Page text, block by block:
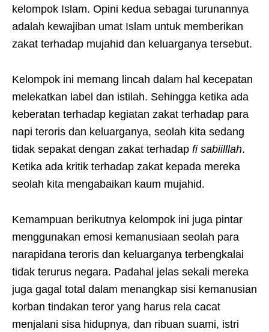
kelompok Islam. Opini kedua sebagai turunannya
adalah kewajiban umat Islam untuk memberikan
zakat terhadap mujahid dan keluarganya tersebut.
Kelompok ini memang lincah dalam hal kecepatan
melekatkan label dan istilah. Sehingga ketika ada
keberatan terhadap kegiatan zakat terhadap para
napi teroris dan keluarganya, seolah kita sedang
tidak sepakat dengan zakat terhadap fi sabiilllah.
Ketika ada kritik terhadap zakat kepada mereka
seolah kita mengabaikan kaum mujahid.
Kemampuan berikutnya kelompok ini juga pintar
menggunakan emosi kemanusiaan seolah para
narapidana teroris dan keluarganya terbengkalai
tidak terurus negara. Padahal jelas sekali mereka
juga gagal total dalam menangkap sisi kemanusian
korban tindakan teror yang harus rela cacat
menjalani sisa hidupnya, dan ribuan suami, istri